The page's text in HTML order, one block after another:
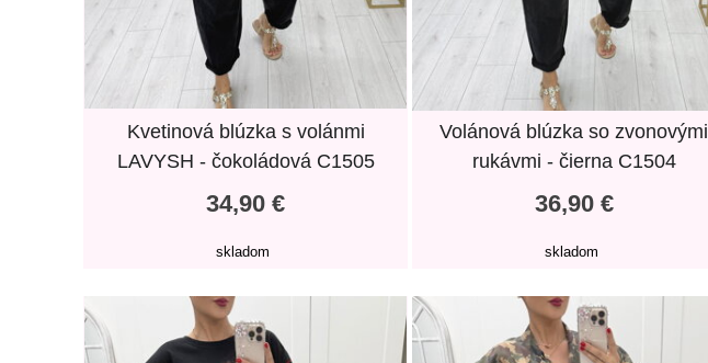
Kvetinová blúzka s volánmi
LAVYSH - čokoládová C1505
34,90 €
skladom
Volánová blúzka so zvonovými
rukávmi - čierna C1504
36,90 €
skladom